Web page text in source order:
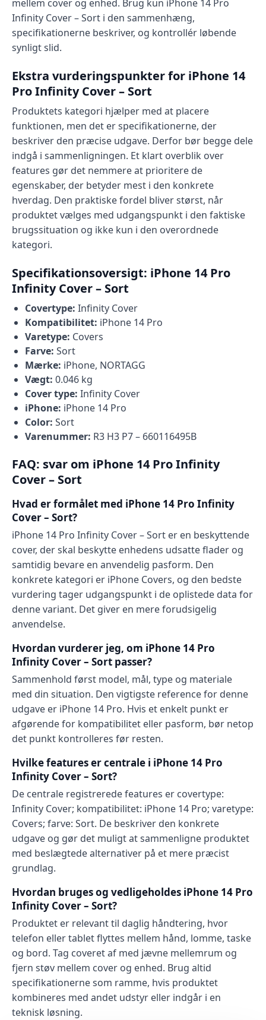
mellem cover og enhed. Brug kun iPhone 14 Pro
Infinity Cover – Sort i den sammenhæng,
specifikationerne beskriver, og kontrollér løbende
synligt slid.
Ekstra vurderingspunkter for iPhone 14
Pro Infinity Cover – Sort
Produktets kategori hjælper med at placere
funktionen, men det er specifikationerne, der
beskriver den præcise udgave. Derfor bør begge dele
indgå i sammenligningen. Et klart overblik over
features gør det nemmere at prioritere de
egenskaber, der betyder mest i den konkrete
hverdag. Den praktiske fordel bliver størst, når
produktet vælges med udgangspunkt i den faktiske
brugssituation og ikke kun i den overordnede
kategori.
Specifikationsoversigt: iPhone 14 Pro
Infinity Cover – Sort
Covertype: Infinity Cover
Kompatibilitet: iPhone 14 Pro
Varetype: Covers
Farve: Sort
Mærke: iPhone, NORTAGG
Vægt: 0.046 kg
Cover type: Infinity Cover
iPhone: iPhone 14 Pro
Color: Sort
Varenummer: R3 H3 P7 – 660116495B
FAQ: svar om iPhone 14 Pro Infinity
Cover – Sort
Hvad er formålet med iPhone 14 Pro Infinity
Cover – Sort?
iPhone 14 Pro Infinity Cover – Sort er en beskyttende
cover, der skal beskytte enhedens udsatte flader og
samtidig bevare en anvendelig pasform. Den
konkrete kategori er iPhone Covers, og den bedste
vurdering tager udgangspunkt i de oplistede data for
denne variant. Det giver en mere forudsigelig
anvendelse.
Hvordan vurderer jeg, om iPhone 14 Pro
Infinity Cover – Sort passer?
Sammenhold først model, mål, type og materiale
med din situation. Den vigtigste reference for denne
udgave er iPhone 14 Pro. Hvis et enkelt punkt er
afgørende for kompatibilitet eller pasform, bør netop
det punkt kontrolleres før resten.
Hvilke features er centrale i iPhone 14 Pro
Infinity Cover – Sort?
De centrale registrerede features er covertype:
Infinity Cover; kompatibilitet: iPhone 14 Pro; varetype:
Covers; farve: Sort. De beskriver den konkrete
udgave og gør det muligt at sammenligne produktet
med beslægtede alternativer på et mere præcist
grundlag.
Hvordan bruges og vedligeholdes iPhone 14 Pro
Infinity Cover – Sort?
Produktet er relevant til daglig håndtering, hvor
telefon eller tablet flyttes mellem hånd, lomme, taske
og bord. Tag coveret af med jævne mellemrum og
fjern støv mellem cover og enhed. Brug altid
specifikationerne som ramme, hvis produktet
kombineres med andet udstyr eller indgår i en
teknisk løsning.